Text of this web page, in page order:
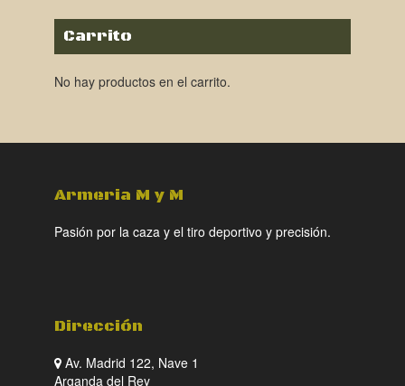
Carrito
No hay productos en el carrito.
Armeria M y M
Pasión por la caza y el tiro deportivo y precisión.
Dirección
Av. Madrid 122, Nave 1
Arganda del Rey